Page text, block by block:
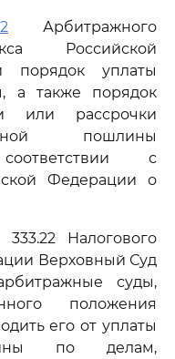
Арбитражного
Российской
порядок уплаты
а также порядок
или рассрочки
пошлины
с
Федерации о
Налогового
Верховный Суд
суды,
положения
его от уплаты
по делам,